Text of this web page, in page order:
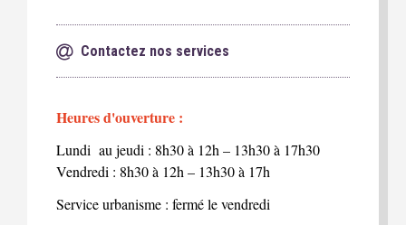
Contactez nos services
Heures d'ouverture :
Lundi au jeudi : 8h30 à 12h – 13h30 à 17h30
Vendredi : 8h30 à 12h – 13h30 à 17h
Service urbanisme : fermé le vendredi